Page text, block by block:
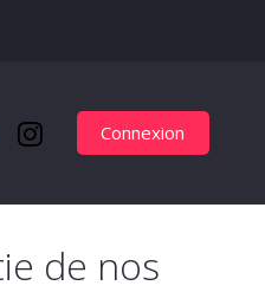
Connexion
de nos